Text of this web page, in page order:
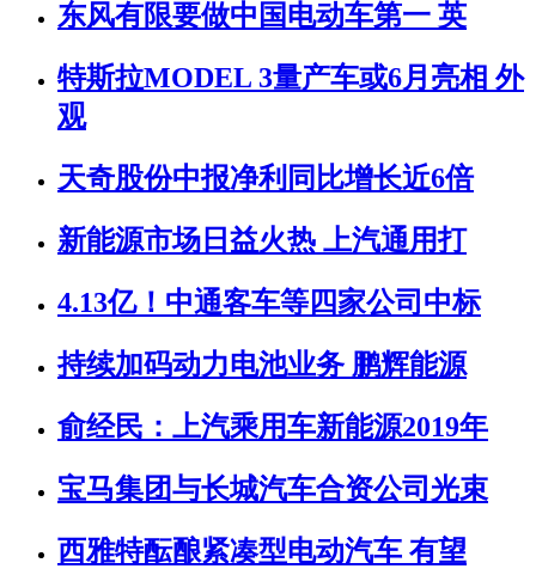
东风有限要做中国电动车第一 英
特斯拉MODEL 3量产车或6月亮相 外
观
天奇股份中报净利同比增长近6倍
新能源市场日益火热 上汽通用打
4.13亿！中通客车等四家公司中标
持续加码动力电池业务 鹏辉能源
俞经民：上汽乘用车新能源2019年
宝马集团与长城汽车合资公司光束
西雅特酝酿紧凑型电动汽车 有望